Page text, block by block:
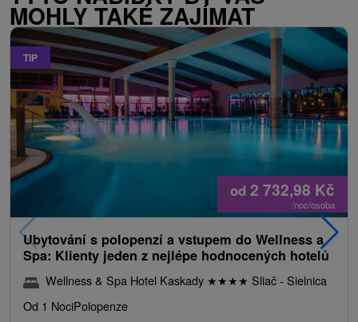
MOHLY TAKÉ ZAJÍMAT
TIP
od 2 732,98 Kč
/noc/osoba
Ubytování s polopenzí a vstupem do Wellness a
Spa: Klienty jeden z nejlépe hodnocených hotelů
Wellness & Spa Hotel Kaskady ★★★★ Sliač - Sielnica
Od 1 NociPolopenze